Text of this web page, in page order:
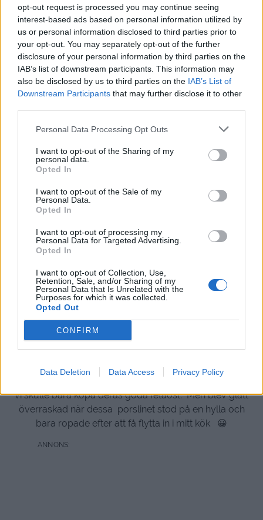
opt-out request is processed you may continue seeing
interest-based ads based on personal information utilized by
us or personal information disclosed to third parties prior to
your opt-out. You may separately opt-out of the further
disclosure of your personal information by third parties on the
IAB’s list of downstream participants. This information may
also be disclosed by us to third parties on the IAB’s List of
Downstream Participants that may further disclose it to other
Personal Data Processing Opt Outs
I want to opt-out of the Sharing of my
personal data.
Opted In
I want to opt-out of the Sale of my
Personal Data.
Opted In
I want to opt-out of processing my
Personal Data for Targeted Advertising.
Opted In
I want to opt-out of Collection, Use,
Retention, Sale, and/or Sharing of my
Personal Data that Is Unrelated with the
Purposes for which it was collected.
Opted Out
CONFIRM
Data Deletion Data Access Privacy Policy
Hej. Det ser väldigt sommargott ut! Har du någon
marinad på kycklingen innan du grillar den? Eller vad
kryddar du den med? Mvh Sanna
0 Svara
Vad är det för örtkryddor du använder ?
Lite nytt till köket
Hittade lite nytt till köket idag när Nomi och jag sprang
vi skulle bara köpa deras goda fetaost. Men blev glatt
överraskad när dessa porslinet stod på en hylla och
bara ropade efter att få flytta in i mitt kök 😀